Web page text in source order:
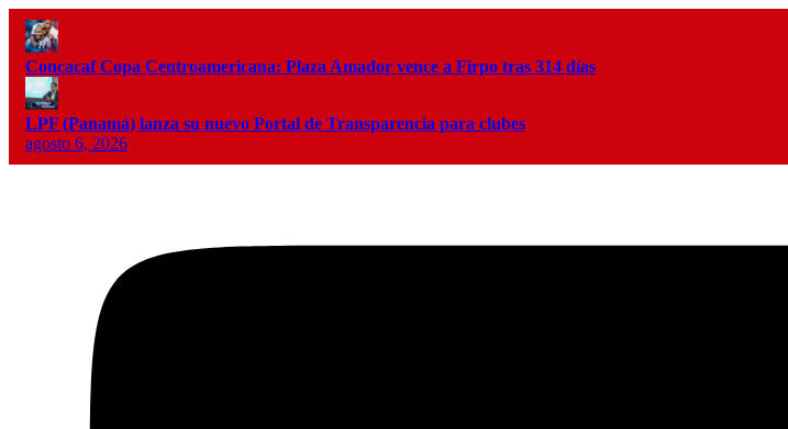
Concacaf Copa Centroamericana: Plaza Amador vence a Firpo tras 314 días
LPF (Panamá) lanza su nuevo Portal de Transparencia para clubes
agosto 6, 2026